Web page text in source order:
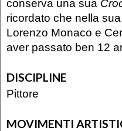
conserva una sua
ricordato che nella
Lorenzo Monaco e
aver passato ben 12
DISCIPLINE
Pittore
MOVIMENTI